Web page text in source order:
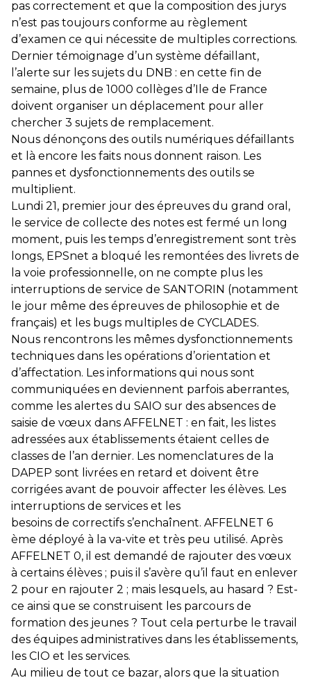
pas correctement et que la composition des jurys
n’est pas toujours conforme au règlement
d’examen ce qui nécessite de multiples corrections.
Dernier témoignage d’un système défaillant,
l’alerte sur les sujets du DNB : en cette fin de
semaine, plus de 1000 collèges d’Ile de France
doivent organiser un déplacement pour aller
chercher 3 sujets de remplacement.
Nous dénonçons des outils numériques défaillants
et là encore les faits nous donnent raison. Les
pannes et dysfonctionnements des outils se
multiplient.
Lundi 21, premier jour des épreuves du grand oral,
le service de collecte des notes est fermé un long
moment, puis les temps d’enregistrement sont très
longs, EPSnet a bloqué les remontées des livrets de
la voie professionnelle, on ne compte plus les
interruptions de service de SANTORIN (notamment
le jour même des épreuves de philosophie et de
français) et les bugs multiples de CYCLADES.
Nous rencontrons les mêmes dysfonctionnements
techniques dans les opérations d’orientation et
d’affectation. Les informations qui nous sont
communiquées en deviennent parfois aberrantes,
comme les alertes du SAIO sur des absences de
saisie de vœux dans AFFELNET : en fait, les listes
adressées aux établissements étaient celles de
classes de l’an dernier. Les nomenclatures de la
DAPEP sont livrées en retard et doivent être
corrigées avant de pouvoir affecter les élèves. Les
interruptions de services et les
besoins de correctifs s’enchaînent. AFFELNET 6
ème déployé à la va-vite et très peu utilisé. Après
AFFELNET 0, il est demandé de rajouter des vœux
à certains élèves ; puis il s’avère qu’il faut en enlever
2 pour en rajouter 2 ; mais lesquels, au hasard ? Est-
ce ainsi que se construisent les parcours de
formation des jeunes ? Tout cela perturbe le travail
des équipes administratives dans les établissements,
les CIO et les services.
Au milieu de tout ce bazar, alors que la situation